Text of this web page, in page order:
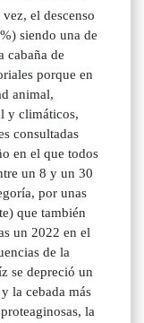
el descenso
siendo una de
cabaña de
porque en
animal,
y climáticos,
consultadas
en el que todos
un 8 y un 30
por unas
que también
un 2022 en el
de la
se depreció un
la cebada más
la